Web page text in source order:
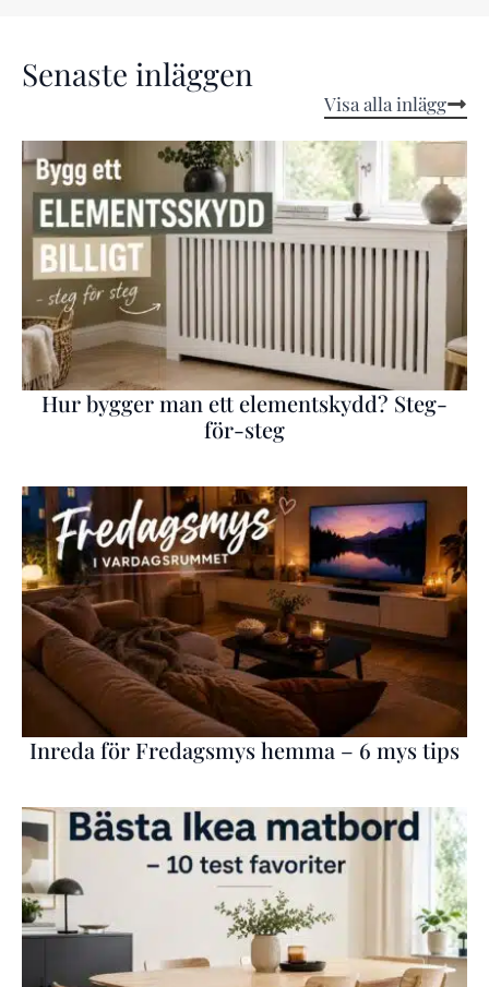
Senaste inläggen
Visa alla inlägg
Hur bygger man ett elementskydd? Steg-
för-steg
Inreda för Fredagsmys hemma – 6 mys tips